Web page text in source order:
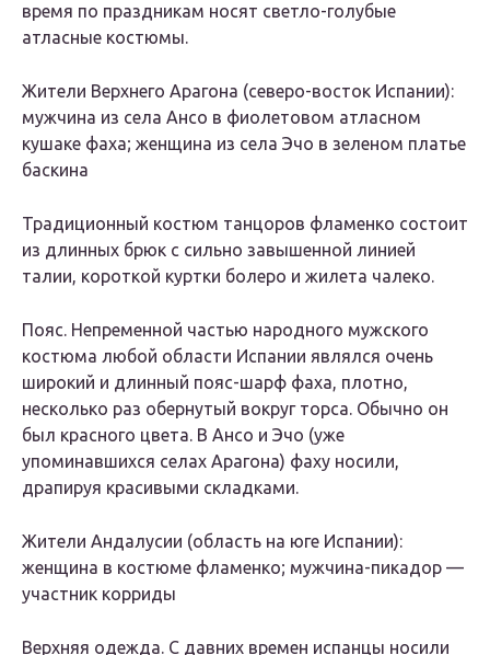
время по праздникам носят светло-голубые
атласные костюмы.
Жители Верхнего Арагона (северо-восток Испании):
мужчина из села Ансо в фиолетовом атласном
кушаке фаха; женщина из села Эчо в зеленом платье
баскина
Традиционный костюм танцоров фламенко состоит
из длинных брюк с сильно завышенной линией
талии, короткой куртки болеро и жилета чалеко.
Пояс. Непременной частью народного мужского
костюма любой области Испании являлся очень
широкий и длинный пояс-шарф фаха, плотно,
несколько раз обернутый вокруг торса. Обычно он
был красного цвета. В Ансо и Эчо (уже
упоминавшихся селах Арагона) фаху носили,
драпируя красивыми складками.
Жители Андалусии (область на юге Испании):
женщина в костюме фламенко; мужчина-пикадор —
участник корриды
Верхняя одежда. С давних времен испанцы носили